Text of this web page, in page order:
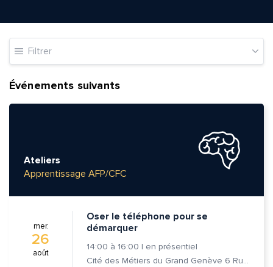
Filtrer
Événements suivants
Ateliers
Apprentissage AFP/CFC
mer.
26
août
Oser le téléphone pour se
démarquer
14:00 à 16:00 | en présentiel
Cité des Métiers du Grand Genève 6 Rue Prévost-Martin 1205 Genève